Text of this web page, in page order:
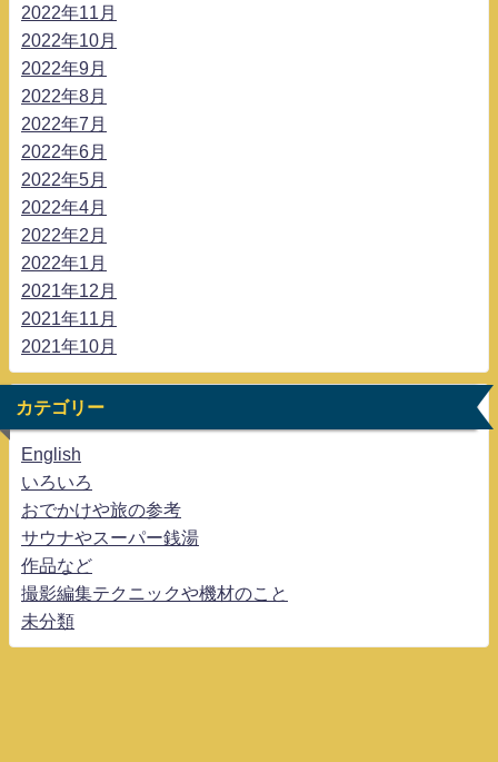
2022年11月
2022年10月
2022年9月
2022年8月
2022年7月
2022年6月
2022年5月
2022年4月
2022年2月
2022年1月
2021年12月
2021年11月
2021年10月
カテゴリー
English
いろいろ
おでかけや旅の参考
サウナやスーパー銭湯
作品など
撮影編集テクニックや機材のこと
未分類